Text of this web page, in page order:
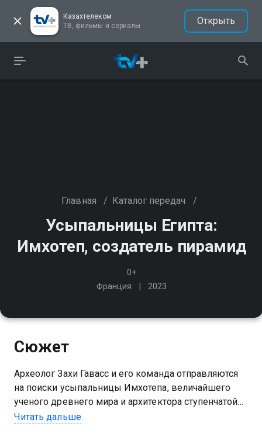
Казахтелеком
ТВ, фильмы и сериалы
Открыть
Главная / Каталог передач /
Усыпальницы Египта:
Имхотеп, создатель пирамид
0+
Франция
2023
Сюжет
Археолог Захи Гавасс и его команда отправляются
на поиски усыпальницы Имхотепа, величайшего
ученого древнего мира и архитектора ступенчатой
пирамида Джосера
Читать дальше